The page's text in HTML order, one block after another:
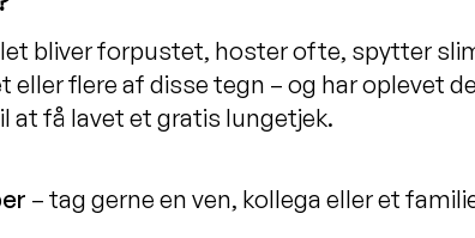
bliver forpustet, hoster ofte, spytter
flere af disse tegn – og har oplevet
at få lavet et gratis lungetjek.
– tag gerne en ven, kollega eller et